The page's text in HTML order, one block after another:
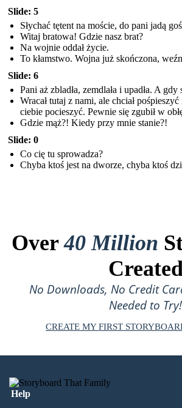
Slide: 5
Słychać tętent na moście, do pani jadą
Witaj bratowa! Gdzie nasz brat?
Na wojnie oddał życie.
To kłamstwo. Wojna już skończona,
Slide: 6
Pani aż zbladła, zemdlała i upadła. A gdy
Wracał tutaj z nami, ale chciał
ciebie pocieszyć. Pewnie się zgubił w
Gdzie mąż?! Kiedy przy mnie stanie?!
Slide: 0
Co cię tu sprowadza?
Chyba ktoś jest na dworze, chyba ktoś
Over40 Million
No Downloads, No Credit
Needed to Try!
CREATE MY FIRST
Help